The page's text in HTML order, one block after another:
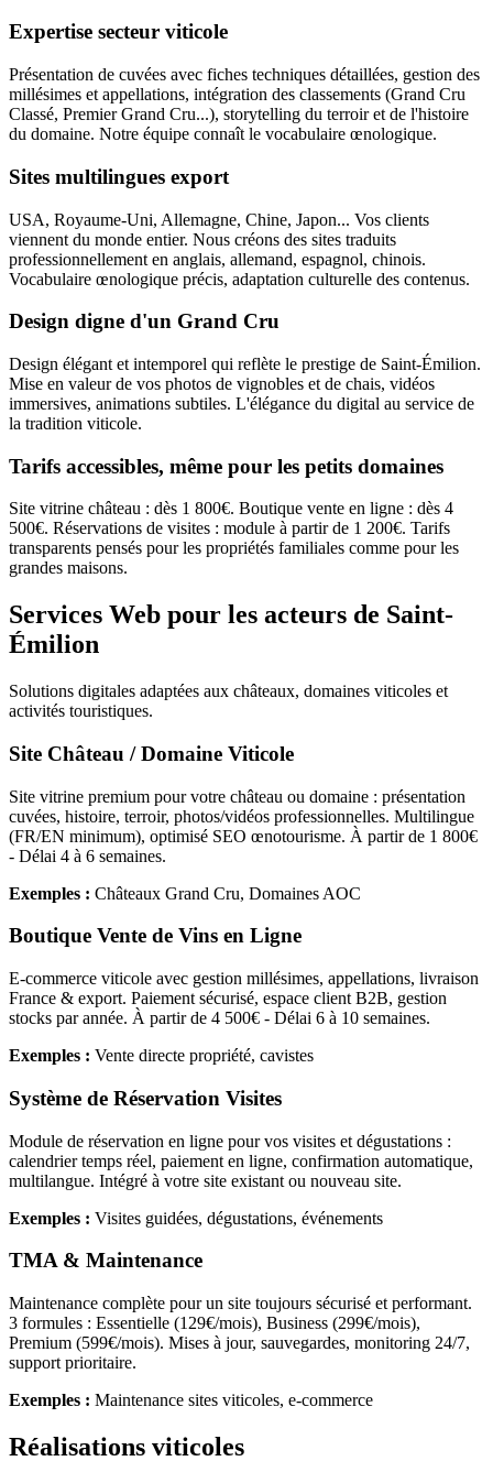
Expertise secteur viticole
Présentation de cuvées avec fiches techniques détaillées, gestion des
millésimes et appellations, intégration des classements (Grand Cru
Classé, Premier Grand Cru...), storytelling du terroir et de l'histoire
du domaine. Notre équipe connaît le vocabulaire œnologique.
Sites multilingues export
USA, Royaume-Uni, Allemagne, Chine, Japon... Vos clients
viennent du monde entier. Nous créons des sites traduits
professionnellement en anglais, allemand, espagnol, chinois.
Vocabulaire œnologique précis, adaptation culturelle des contenus.
Design digne d'un Grand Cru
Design élégant et intemporel qui reflète le prestige de Saint-Émilion.
Mise en valeur de vos photos de vignobles et de chais, vidéos
immersives, animations subtiles. L'élégance du digital au service de
la tradition viticole.
Tarifs accessibles, même pour les petits domaines
Site vitrine château : dès 1 800€. Boutique vente en ligne : dès 4
500€. Réservations de visites : module à partir de 1 200€. Tarifs
transparents pensés pour les propriétés familiales comme pour les
grandes maisons.
Services Web pour les acteurs de Saint-
Émilion
Solutions digitales adaptées aux châteaux, domaines viticoles et
activités touristiques.
Site Château / Domaine Viticole
Site vitrine premium pour votre château ou domaine : présentation
cuvées, histoire, terroir, photos/vidéos professionnelles. Multilingue
(FR/EN minimum), optimisé SEO œnotourisme. À partir de 1 800€
- Délai 4 à 6 semaines.
Exemples : Châteaux Grand Cru, Domaines AOC
Boutique Vente de Vins en Ligne
E-commerce viticole avec gestion millésimes, appellations, livraison
France & export. Paiement sécurisé, espace client B2B, gestion
stocks par année. À partir de 4 500€ - Délai 6 à 10 semaines.
Exemples : Vente directe propriété, cavistes
Système de Réservation Visites
Module de réservation en ligne pour vos visites et dégustations :
calendrier temps réel, paiement en ligne, confirmation automatique,
multilangue. Intégré à votre site existant ou nouveau site.
Exemples : Visites guidées, dégustations, événements
TMA & Maintenance
Maintenance complète pour un site toujours sécurisé et performant.
3 formules : Essentielle (129€/mois), Business (299€/mois),
Premium (599€/mois). Mises à jour, sauvegardes, monitoring 24/7,
support prioritaire.
Exemples : Maintenance sites viticoles, e-commerce
Réalisations viticoles